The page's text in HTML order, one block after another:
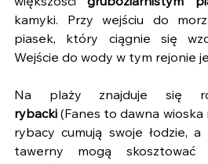
kamyki. Przy wejściu do
piasek, który ciągnie się
Wejście do wody w tym rejonie
Na plaży znajduje się
rybacki (Fanes to dawna wioska
rybacy cumują swoje łodzie, a
tawerny mogą skosztować